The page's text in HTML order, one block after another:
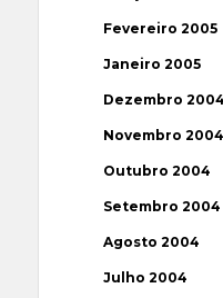
Fevereiro 2005
Janeiro 2005
Dezembro 2004
Novembro 2004
Outubro 2004
Setembro 2004
Agosto 2004
Julho 2004